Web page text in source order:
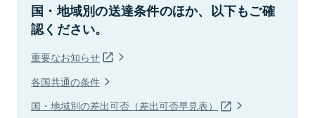
国・地域別の送達条件のほか、以下もご確
認ください。
重要なお知らせ
各国共通の条件
国・地域別の差出可否（差出可否早見表）